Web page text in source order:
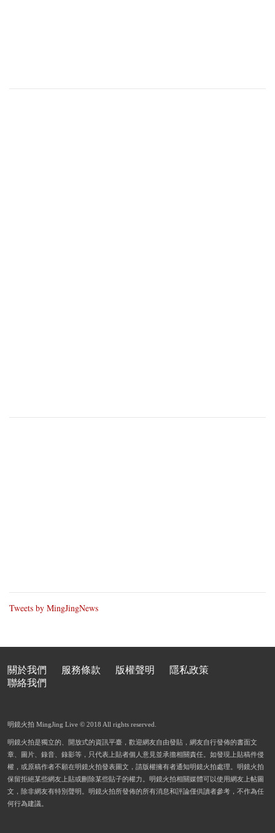
Tweets by MingJingNews
關於我們 服務條款 版權聲明
隱私政策
聯絡我們
明鏡火拍 MingJing Live © 2018 All rights reserved.
明鏡火拍是獨立的、開放式的資訊平臺，歡迎網友自由發貼，網友自行發佈的書面文
章、圖片、錄音、錄影等，只代表上貼者個人意見並承擔相關責任。如發現上貼稿件侵
權，或原稿作者不願在明鏡火拍發表圖文，請版權擁有者通知明鏡火拍處理。明鏡火拍
保留拒絕某些網友上貼或刪除某些貼子的權力。明鏡火拍相關媒體可以使用網友上帖圖
文，除非網友有特別聲明。明鏡火拍所發佈的所有消息和評論僅供讀者參考，不作為任
何行為建議。